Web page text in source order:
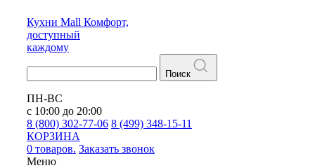
Кухни Mall Комфорт,
доступный
каждому
Поиск
ПН-ВС
с 10:00 до 20:00
8 (800) 302-77-06 8 (499) 348-15-11
КОРЗИНА
0 товаров. Заказать звонок
Меню